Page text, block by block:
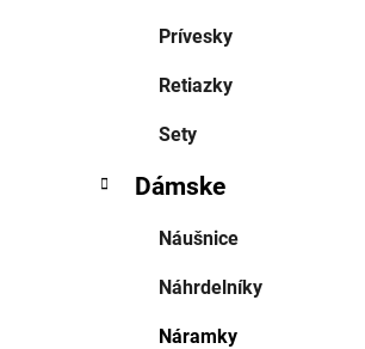
Prívesky
Retiazky
Sety
Dámske
Náušnice
Náhrdelníky
Náramky